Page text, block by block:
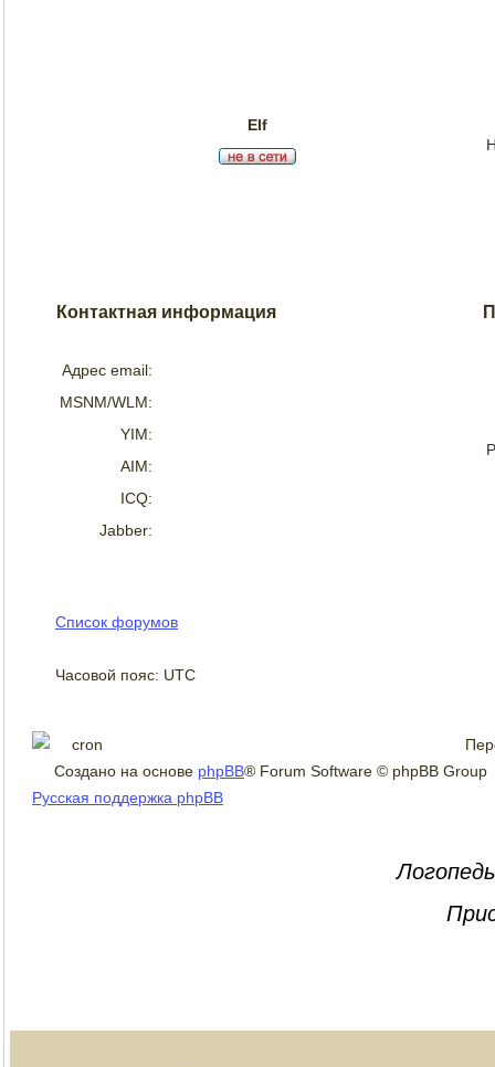
Elf
Контактная информация
Адрес email:
MSNM/WLM:
YIM:
AIM:
ICQ:
Jabber:
Список форумов
Часовой пояс: UTC
Создано на основе phpBB® Forum Software © phpBB Group
Русская поддержка phpBB